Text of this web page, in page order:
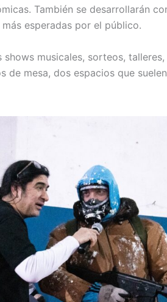
También se desarrollarán
esperadas por el público.
musicales, sorteos,
de mesa, dos espacios que